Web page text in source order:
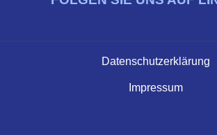
Datenschutzerklärung
Impressum